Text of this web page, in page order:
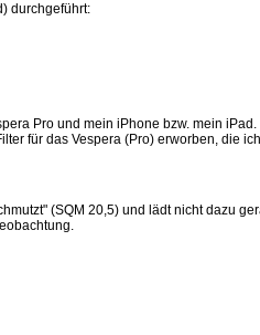
durchgeführt:
Pro und mein iPhone bzw. mein
für das Vespera (Pro) erworben, die
(SQM 20,5) und lädt nicht dazu